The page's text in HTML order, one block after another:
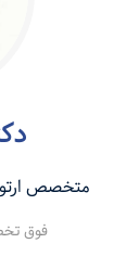
متخصص
فوق